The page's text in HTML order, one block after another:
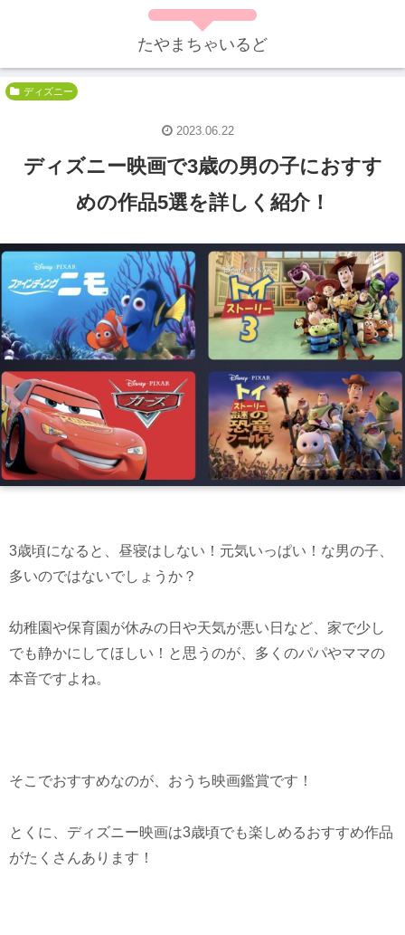
たやまちゃいるど
ディズニー
ディズニー映画で3歳の男の子におすす
めの作品5選を詳しく紹介！
2023.06.22
3歳頃になると、昼寝はしない！元気いっぱい！な男の子、
多いのではないでしょうか？
幼稚園や保育園が休みの日や天気が悪い日など、家で少し
でも静かにしてほしい！と思うのが、多くのパパやママの
本音ですよね。
そこでおすすめなのが、おうち映画鑑賞です！
とくに、ディズニー映画は3歳頃でも楽しめるおすすめ作品
がたくさんあります！